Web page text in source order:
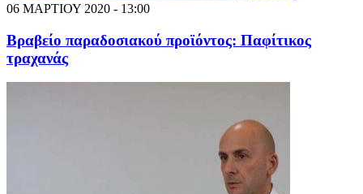
06 ΜΑΡΤΙΟΥ 2020 - 13:00
Βραβείο παραδοσιακού προϊόντος: Παφίτικος
τραχανάς